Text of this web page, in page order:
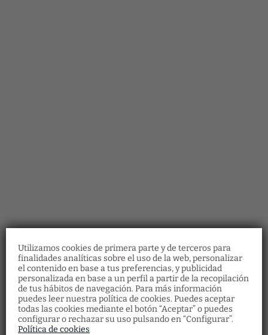
Utilizamos cookies de primera parte y de terceros para
finalidades analíticas sobre el uso de la web, personalizar
el contenido en base a tus preferencias, y publicidad
personalizada en base a un perfil a partir de la recopilación
de tus hábitos de navegación. Para más información
puedes leer nuestra política de cookies. Puedes aceptar
todas las cookies mediante el botón “Aceptar” o puedes
configurar o rechazar su uso pulsando en “Configurar”.
Política de cookies